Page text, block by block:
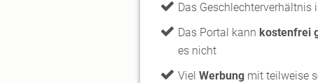
Das Geschlechterverhältnis
Das Portal kann kostenfrei
es nicht
Viel Werbung mit teilweise